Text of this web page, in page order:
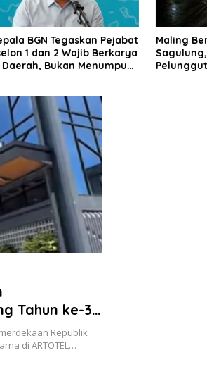
Berkeliaran di
Warga Sungai
Resah hingga
RSBP
Diamond
Layanan
Tahun ke-3
Indonesia
Republik
di ARTOTEL…